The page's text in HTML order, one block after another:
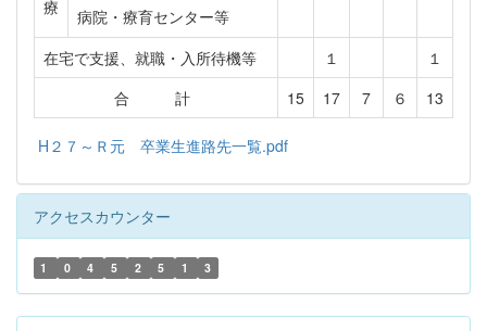
療
病院・療育センター等
在宅で支援、就職・入所待機等
１
１
合 計
15 17 7 ６ 13
H２７～Ｒ元 卒業生進路先一覧.pdf
アクセスカウンター
1 0 4 5 2 5 1 3